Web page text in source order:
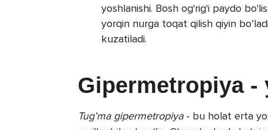
yoshlanishi. Bosh og'rig'i paydo
yorqin nurga toqat qilish qiyin
kuzatiladi.
Gipermetropiya -
Tug'ma gipermetropiya- bu holat erta